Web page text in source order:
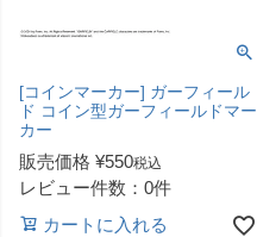
[コインマーカー] ガーフィール
ド コイン型ガーフィールドマー
カー
販売価格 ¥550税込
レビュー件数：0件
カートに入れる